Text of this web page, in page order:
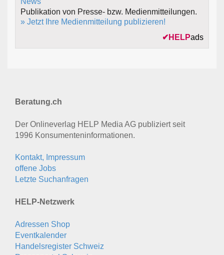
Publikation von Presse- bzw. Medienmitteilungen.
» Jetzt Ihre Medienmitteilung publizieren!
✔ HELPads
Beratung.ch
Der Onlineverlag HELP Media AG publiziert seit
1996 Konsumenten­informationen.
Kontakt, Impressum
offene Jobs
Letzte Suchanfragen
HELP-Netzwerk
Adressen Shop
Eventkalender
Handelsregister Schweiz